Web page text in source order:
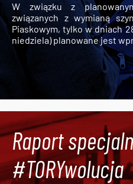
W związku z
związanych z wymianą
Piaskowym, tylko w dniach
niedziela) planowane jest
Raport
#TORYwolucja